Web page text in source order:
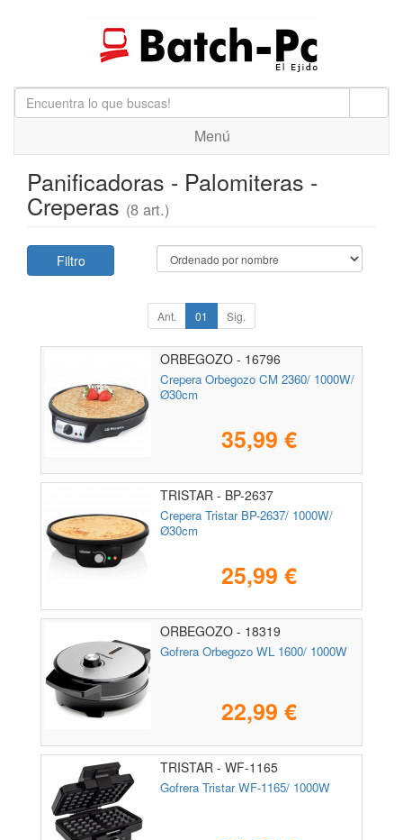
Menú
Panificadoras - Palomiteras -
Creperas (8 art.)
Filtro
Ant. 01 Sig.
ORBEGOZO - 16796
Crepera Orbegozo CM 2360/ 1000W/
Ø30cm
35,99 €
TRISTAR - BP-2637
Crepera Tristar BP-2637/ 1000W/
Ø30cm
25,99 €
ORBEGOZO - 18319
Gofrera Orbegozo WL 1600/ 1000W
22,99 €
TRISTAR - WF-1165
Gofrera Tristar WF-1165/ 1000W